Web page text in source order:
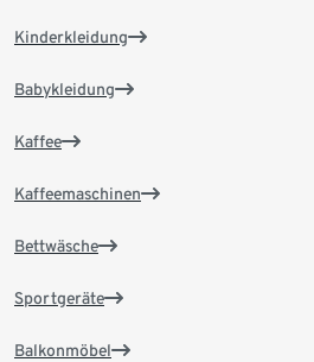
Kinderkleidung
Babykleidung
Kaffee
Kaffeemaschinen
Bettwäsche
Sportgeräte
Balkonmöbel